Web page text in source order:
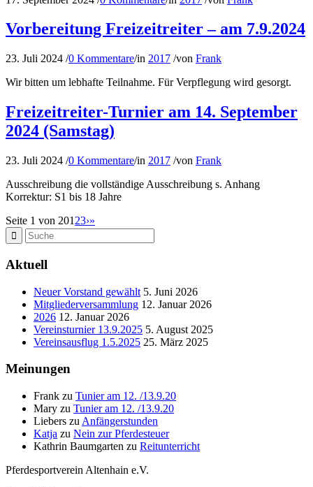
Vorbereitung Freizeitreiter – am 7.9.2024
23. Juli 2024 /0 Kommentare/in 2017 /von Frank
Wir bitten um lebhafte Teilnahme. Für Verpflegung wird gesorgt.
Freizeitreiter-Turnier am 14. September
2024 (Samstag)
23. Juli 2024 /0 Kommentare/in 2017 /von Frank
Ausschreibung die vollständige Ausschreibung s. Anhang
Korrektur: S1 bis 18 Jahre
Seite 1 von 201 23›»
Aktuell
Neuer Vorstand gewählt 5. Juni 2026
Mitgliederversammlung 12. Januar 2026
2026 12. Januar 2026
Vereinsturnier 13.9.2025 5. August 2025
Vereinsausflug 1.5.2025 25. März 2025
Meinungen
Frank zu Tunier am 12. /13.9.20
Mary zu Tunier am 12. /13.9.20
Liebers zu Anfängerstunden
Katja zu Nein zur Pferdesteuer
Kathrin Baumgarten zu Reitunterricht
Pferdesportverein Altenhain e.V.